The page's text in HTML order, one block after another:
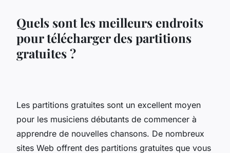
Quels sont les meilleurs endroits
pour télécharger des partitions
gratuites ?
Les partitions gratuites sont un excellent moyen
pour les musiciens débutants de commencer à
apprendre de nouvelles chansons. De nombreux
sites Web offrent des partitions gratuites que vous